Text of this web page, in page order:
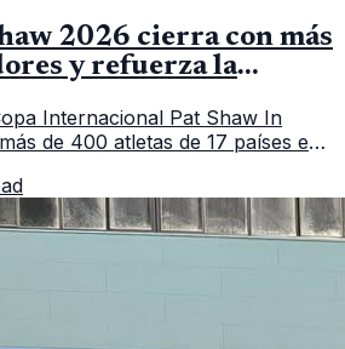
2026 cierra con más
y refuerza la
Internacional Pat Shaw In
de 400 atletas de 17 países en
el balance oficial de CDAG.